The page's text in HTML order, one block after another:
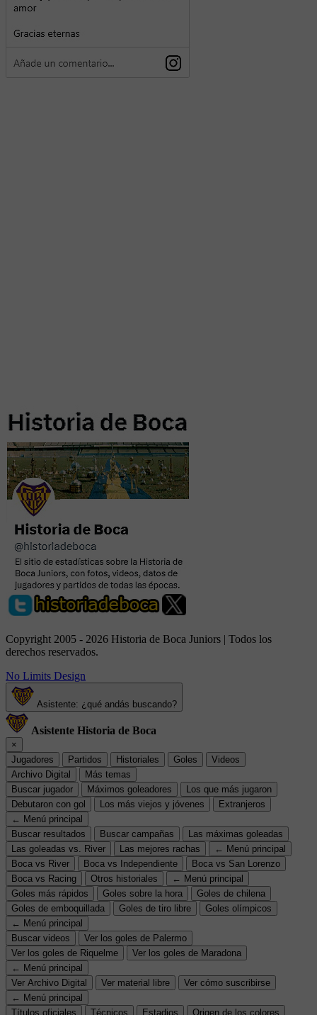
Copyright 2005 - 2026 Historia de Boca Juniors | Todos los
derechos reservados.
No Limits Design
Asistente: ¿qué andás buscando?
Asistente Historia de Boca
×
Jugadores
Partidos Historiales Goles
Videos
Archivo Digital
Más temas
Buscar jugador
Máximos goleadores
Los que más jugaron
Debutaron con gol
Los más viejos y jóvenes
Extranjeros
← Menú principal
Buscar resultados
Buscar campañas
Las máximas goleadas
Las goleadas vs. River
Las mejores rachas
← Menú principal
Boca vs River
Boca vs Independiente
Boca vs San Lorenzo
Boca vs Racing
Otros historiales
← Menú principal
Goles más rápidos
Goles sobre la hora
Goles de chilena
Goles de emboquillada
Goles de tiro libre
Goles olímpicos
← Menú principal
Buscar videos
Ver los goles de Palermo
Ver los goles de Riquelme
Ver los goles de Maradona
← Menú principal
Ver Archivo Digital
Ver material libre
Ver cómo suscribirse
← Menú principal
Títulos oficiales
Técnicos Estadios
Origen de los colores